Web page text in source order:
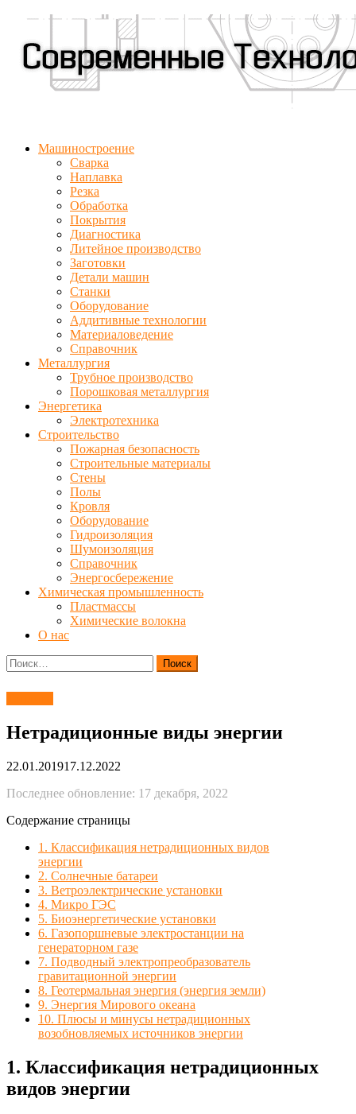
Машиностроение
Сварка
Наплавка
Резка
Обработка
Покрытия
Диагностика
Литейное производство
Заготовки
Детали машин
Станки
Оборудование
Аддитивные технологии
Материаловедение
Справочник
Металлургия
Трубное производство
Порошковая металлургия
Энергетика
Электротехника
Строительство
Пожарная безопасность
Строительные материалы
Стены
Полы
Кровля
Оборудование
Гидроизоляция
Шумоизоляция
Справочник
Энергосбережение
Химическая промышленность
Пластмассы
Химические волокна
О нас
Найти:
Нетрадиционные виды энергии
22.01.201917.12.2022
Последнее обновление: 17 декабря, 2022
Содержание страницы
1. Классификация нетрадиционных видов
энергии
2. Солнечные батареи
3. Ветроэлектрические установки
4. Микро ГЭС
5. Биоэнергетические установки
6. Газопоршневые электростанции на
генераторном газе
7. Подводный электропреобразователь
гравитационной энергии
8. Геотермальная энергия (энергия земли)
9. Энергия Мирового океана
10. Плюсы и минусы нетрадиционных
возобновляемых источников энергии
1. Классификация нетрадиционных
видов энергии